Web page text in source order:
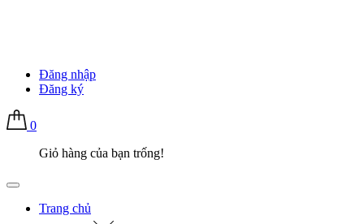
Đăng nhập
Đăng ký
0
Giỏ hàng của bạn trống!
Trang chủ